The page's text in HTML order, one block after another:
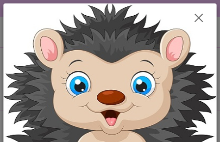
DOPRAVA OD 49,-Kč....VŠE SKLADEM.....
Menu
CZK
Hledat
+420 777259248
po-pá 6-18 hod
za 0,00 Kč
Úvod Originální body
Body s potiskem "Hezká po mamince,šikovná po
tatínkovi!"